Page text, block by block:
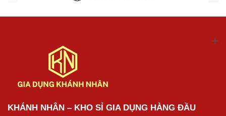
KHÁNH NHÂN – KHO SỈ GIA DỤNG HÀNG ĐẦU